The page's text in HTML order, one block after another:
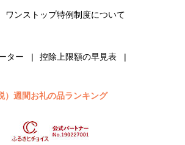
ワンストップ特例制度について
ター
控除上限額の早見表
）週間お礼の品ランキング